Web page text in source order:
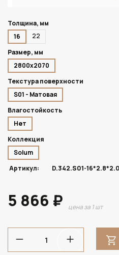
Толщина, мм
16
22
Размер, мм
2800х2070
Текстура поверхности
S01 - Матовая
Влагостойкость
Нет
Коллекция
Solum
Артикул:
D.342.S01-
5 866 ₽ цена за 1 шт